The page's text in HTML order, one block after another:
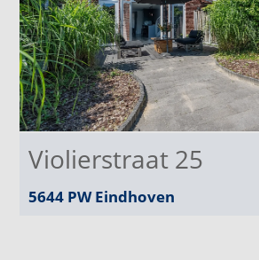
Violierstraat 25
5644 PWEindhoven